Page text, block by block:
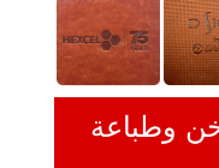
وطباعة